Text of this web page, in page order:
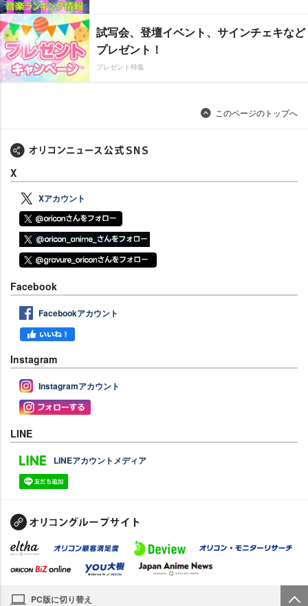
試写会、登壇イベント、サインチェキなど
プレゼント！
プレゼント特集
このページのトップへ
X
Xアカウント
Facebook
Facebookアカウント
Instagram
Instagramアカウント
LINE
LINEアカウントメディア
PC版に切り替え